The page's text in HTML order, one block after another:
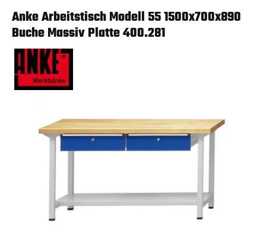
Anke Arbeitstisch Modell 55 1500x700x890
Buche Massiv Platte 400.281